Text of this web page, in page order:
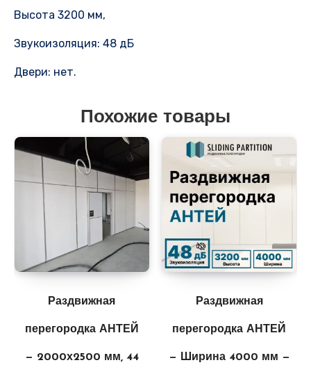
Высота 3200 мм,
Звукоизоляция: 48 дБ
Двери: нет.
Похожие товары
Раздвижная
перегородка АНТЕЙ
— 2000х2500 мм, 44
Раздвижная
перегородка АНТЕЙ
— Ширина 4000 мм —